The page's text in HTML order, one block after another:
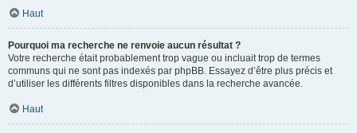
Haut
Pourquoi ma recherche ne renvoie aucun résultat ?
Votre recherche était probablement trop vague ou incluait trop de termes
communs qui ne sont pas indexés par phpBB. Essayez d’être plus précis et
d’utiliser les différents filtres disponibles dans la recherche avancée.
Haut